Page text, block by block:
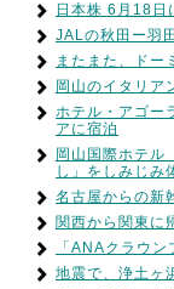
日本株 6月18
JALの秋田ー羽
またまた、ドー
岡山のイタリア
ホテル・アゴー
アに宿泊
岡山国際ホテル
し」をしみじみ
名古屋からの新
関西から関東に
「ANAクラウ
地震で、浄土ヶ